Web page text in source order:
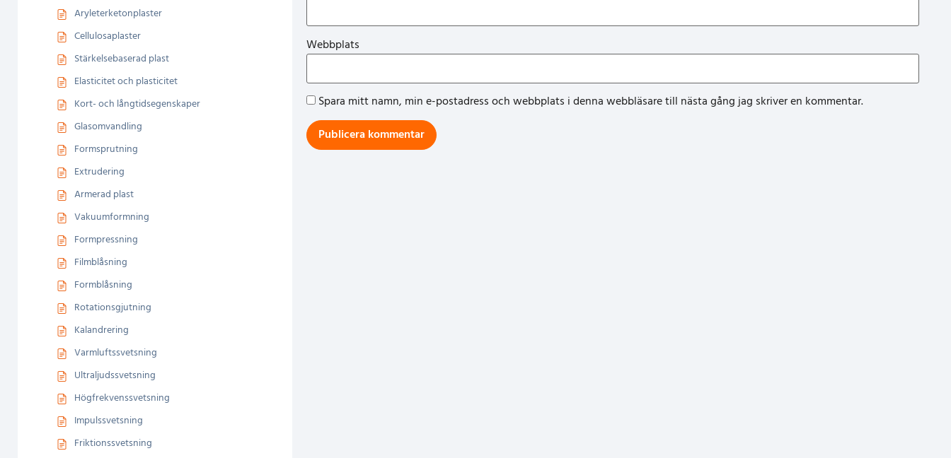
Aryleterketonplaster
Cellulosaplaster
Stärkelsebaserad plast
Elasticitet och plasticitet
Kort- och långtidsegenskaper
Glasomvandling
Formsprutning
Extrudering
Armerad plast
Vakuumformning
Formpressning
Filmblåsning
Formblåsning
Rotationsgjutning
Kalandrering
Varmluftssvetsning
Ultraljudssvetsning
Högfrekvenssvetsning
Impulssvetsning
Friktionssvetsning
Webbplats
Spara mitt namn, min e-postadress och webbplats i denna webbläsare till nästa gång jag skriver en kommentar.